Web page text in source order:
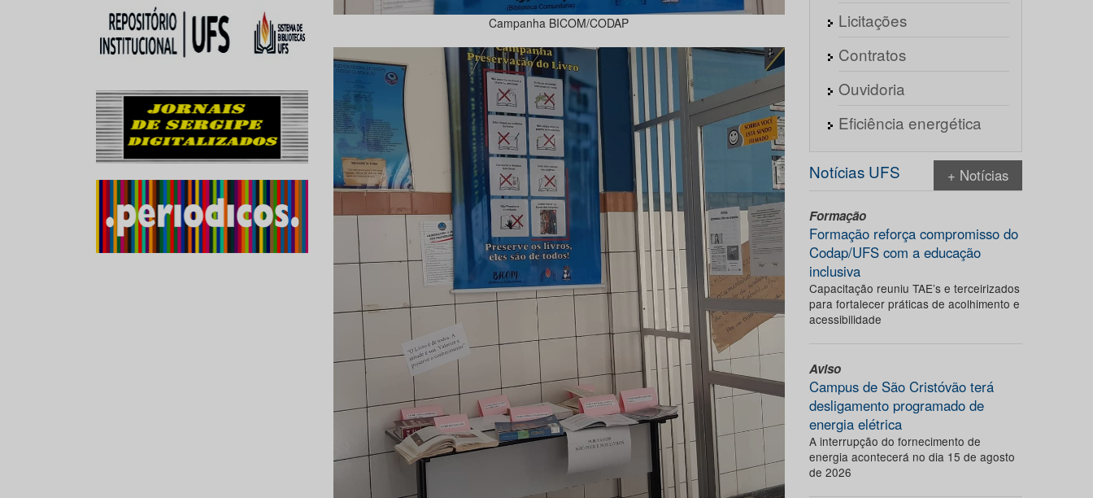
Campanha BICOM/CODAP
Licitações
Contratos
Ouvidoria
Eficiência energética
Notícias UFS + Notícias
Formação
Formação reforça compromisso do
Codap/UFS com a educação
inclusiva
Capacitação reuniu TAE’s e terceirizados
para fortalecer práticas de acolhimento e
acessibilidade
Aviso
Campus de São Cristóvão terá
desligamento programado de
energia elétrica
A interrupção do fornecimento de
energia acontecerá no dia 15 de agosto
de 2026